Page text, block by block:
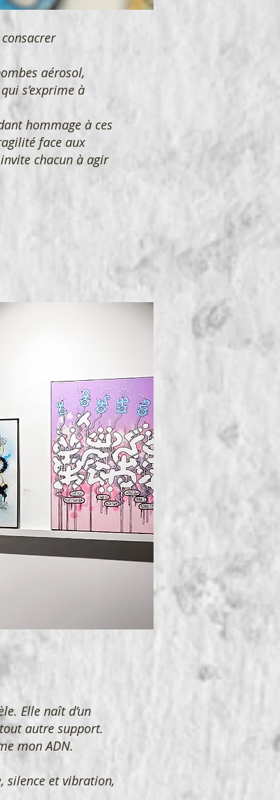
aérosol,
s’exprime à
hommage à ces
face aux
chacun à agir
Elle naît d’un
autre support.
mon ADN.
silence et vibration,